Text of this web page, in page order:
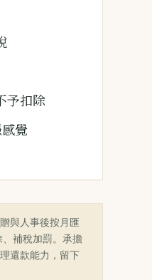
予扣除
覺
與人事後按月匯
補稅加罰。承擔
還款能力，留下